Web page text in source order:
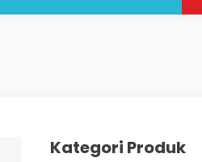
Kategori Produk